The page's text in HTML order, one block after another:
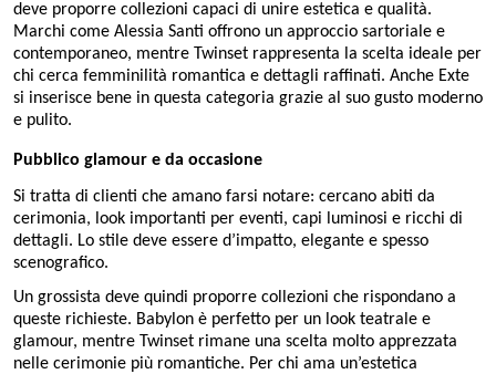
deve proporre collezioni capaci di unire estetica e qualità.
Marchi come Alessia Santi offrono un approccio sartoriale e
contemporaneo, mentre Twinset rappresenta la scelta ideale per
chi cerca femminilità romantica e dettagli raffinati. Anche Exte
si inserisce bene in questa categoria grazie al suo gusto moderno
e pulito.
Pubblico glamour e da occasione
Si tratta di clienti che amano farsi notare: cercano abiti da
cerimonia, look importanti per eventi, capi luminosi e ricchi di
dettagli. Lo stile deve essere d’impatto, elegante e spesso
scenografico.
Un grossista deve quindi proporre collezioni che rispondano a
queste richieste. Babylon è perfetto per un look teatrale e
glamour, mentre Twinset rimane una scelta molto apprezzata
nelle cerimonie più romantiche. Per chi ama un’estetica